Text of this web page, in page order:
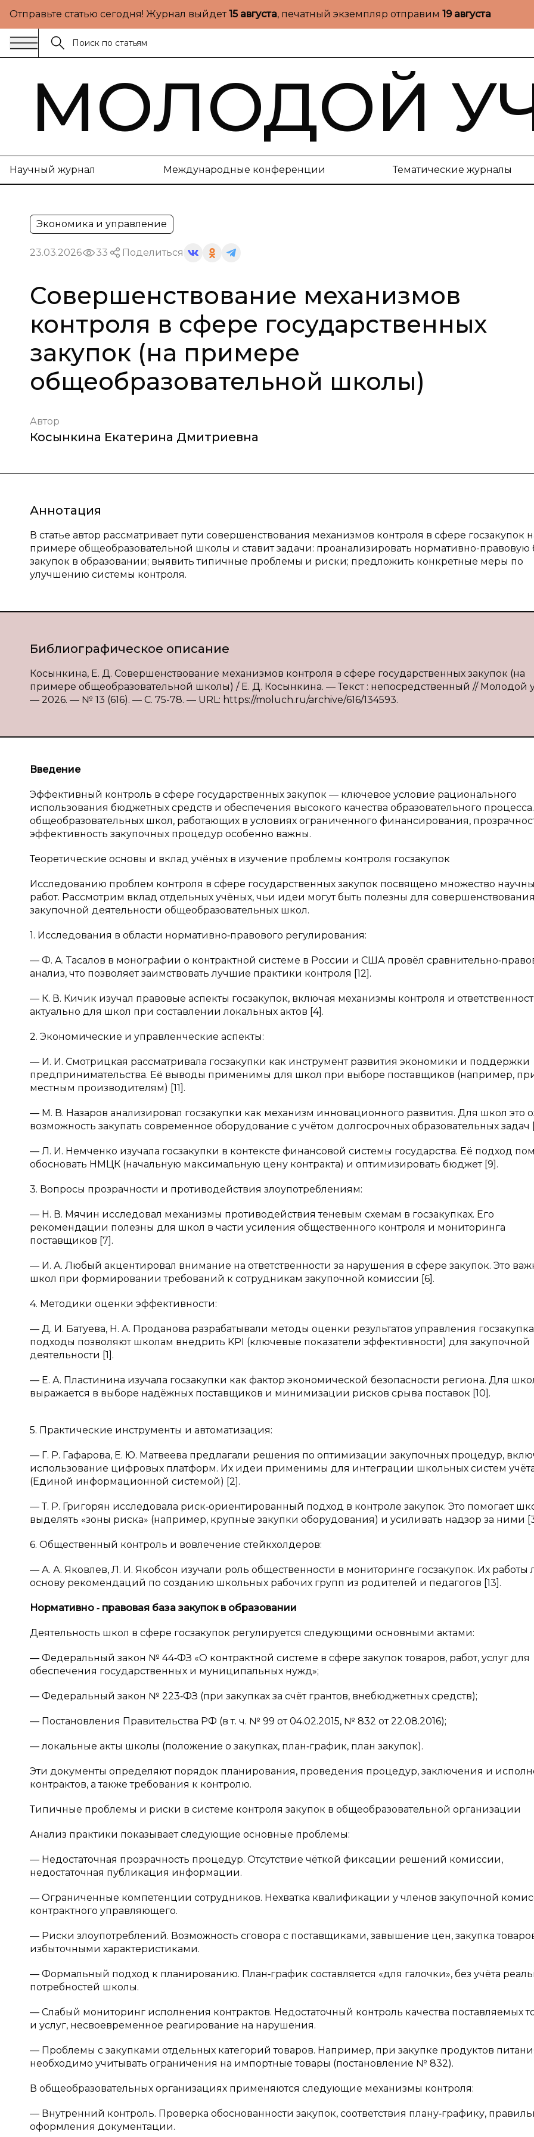
Отправьте статью сегодня! Журнал выйдет15 августа, печатный экземпляр отправим 19 августа
МОЛОДОЙ
Научный журнал Международные конференции Тематические журналы
Экономика и управление
23.03.2026 33 Поделиться
Совершенствование механизмов
контроля в сфере государственных
закупок (на примере
общеобразовательной школы)
Автор
Косынкина Екатерина Дмитриевна
Аннотация
В статье автор рассматривает пути совершенствования механизмов контроля в сфере госзакупок
примере общеобразовательной школы и ставит задачи: проанализировать нормативно-правовую
закупок в образовании; выявить типичные проблемы и риски; предложить конкретные меры по
улучшению системы контроля.
Библиографическое описание
Косынкина, Е. Д. Совершенствование механизмов контроля в сфере государственных закупок (на
примере общеобразовательной школы) / Е. Д. Косынкина. — Текст : непосредственный // Молодой
— 2026. — № 13 (616). — С. 75-78. — URL: https://moluch.ru/archive/616/134593.
Введение
Эффективный контроль в сфере государственных закупок — ключевое условие рационального
использования бюджетных средств и обеспечения высокого качества образовательного
общеобразовательных школ, работающих в условиях ограниченного финансирования,
эффективность закупочных процедур особенно важны.
Теоретические основы и вклад учёных в изучение проблемы контроля госзакупок
Исследованию проблем контроля в сфере государственных закупок посвящено множество
работ. Рассмотрим вклад отдельных учёных, чьи идеи могут быть полезны для совершенствования
закупочной деятельности общеобразовательных школ.
1. Исследования в области нормативно‑правового регулирования:
— Ф. А. Тасалов в монографии о контрактной системе в России и США провёл
анализ, что позволяет заимствовать лучшие практики контроля [12].
— К. В. Кичик изучал правовые аспекты госзакупок, включая механизмы контроля и
актуально для школ при составлении локальных актов [4].
2. Экономические и управленческие аспекты:
— И. И. Смотрицкая рассматривала госзакупки как инструмент развития экономики и поддержки
предпринимательства. Её выводы применимы для школ при выборе поставщиков (например,
местным производителям) [11].
— М. В. Назаров анализировал госзакупки как механизм инновационного развития. Для школ это
возможность закупать современное оборудование с учётом долгосрочных образовательных задач
— Л. И. Немченко изучала госзакупки в контексте финансовой системы государства. Её подход
обосновать НМЦК (начальную максимальную цену контракта) и оптимизировать бюджет [9].
3. Вопросы прозрачности и противодействия злоупотреблениям:
— Н. В. Мячин исследовал механизмы противодействия теневым схемам в госзакупках. Его
рекомендации полезны для школ в части усиления общественного контроля и мониторинга
поставщиков [7].
— И. А. Любый акцентировал внимание на ответственности за нарушения в сфере закупок. Это
школ при формировании требований к сотрудникам закупочной комиссии [6].
4. Методики оценки эффективности:
— Д. И. Батуева, Н. А. Проданова разрабатывали методы оценки результатов управления
подходы позволяют школам внедрить KPI (ключевые показатели эффективности) для закупочной
деятельности [1].
— Е. А. Пластинина изучала госзакупки как фактор экономической безопасности региона. Для
выражается в выборе надёжных поставщиков и минимизации рисков срыва поставок [10].
5. Практические инструменты и автоматизация:
— Г. Р. Гафарова, Е. Ю. Матвеева предлагали решения по оптимизации закупочных процедур,
использование цифровых платформ. Их идеи применимы для интеграции школьных систем
(Единой информационной системой) [2].
— Т. Р. Григорян исследовала риск‑ориентированный подход в контроле закупок. Это помогает
выделять «зоны риска» (например, крупные закупки оборудования) и усиливать надзор за ними
6. Общественный контроль и вовлечение стейкхолдеров:
— А. А. Яковлев, Л. И. Якобсон изучали роль общественности в мониторинге госзакупок. Их работы
основу рекомендаций по созданию школьных рабочих групп из родителей и педагогов [13].
Нормативно ‑ правовая база закупок в образовании
Деятельность школ в сфере госзакупок регулируется следующими основными актами:
— Федеральный закон № 44‑ФЗ «О контрактной системе в сфере закупок товаров, работ, услуг для
обеспечения государственных и муниципальных нужд»;
— Федеральный закон № 223‑ФЗ (при закупках за счёт грантов, внебюджетных средств);
— Постановления Правительства РФ (в т. ч. № 99 от 04.02.2015, № 832 от 22.08.2016);
— локальные акты школы (положение о закупках, план‑график, план закупок).
Эти документы определяют порядок планирования, проведения процедур, заключения и
контрактов, а также требования к контролю.
Типичные проблемы и риски в системе контроля закупок в общеобразовательной организации
Анализ практики показывает следующие основные проблемы:
— Недостаточная прозрачность процедур. Отсутствие чёткой фиксации решений комиссии,
недостаточная публикация информации.
— Ограниченные компетенции сотрудников. Нехватка квалификации у членов закупочной
контрактного управляющего.
— Риски злоупотреблений. Возможность сговора с поставщиками, завышение цен, закупка
избыточными характеристиками.
— Формальный подход к планированию. План‑график составляется «для галочки», без учёта
потребностей школы.
— Слабый мониторинг исполнения контрактов. Недостаточный контроль качества поставляемых
и услуг, несвоевременное реагирование на нарушения.
— Проблемы с закупками отдельных категорий товаров. Например, при закупке продуктов
необходимо учитывать ограничения на импортные товары (постановление № 832).
В общеобразовательных организациях применяются следующие механизмы контроля:
— Внутренний контроль. Проверка обоснованности закупок, соответствия плану‑графику,
оформления документации.